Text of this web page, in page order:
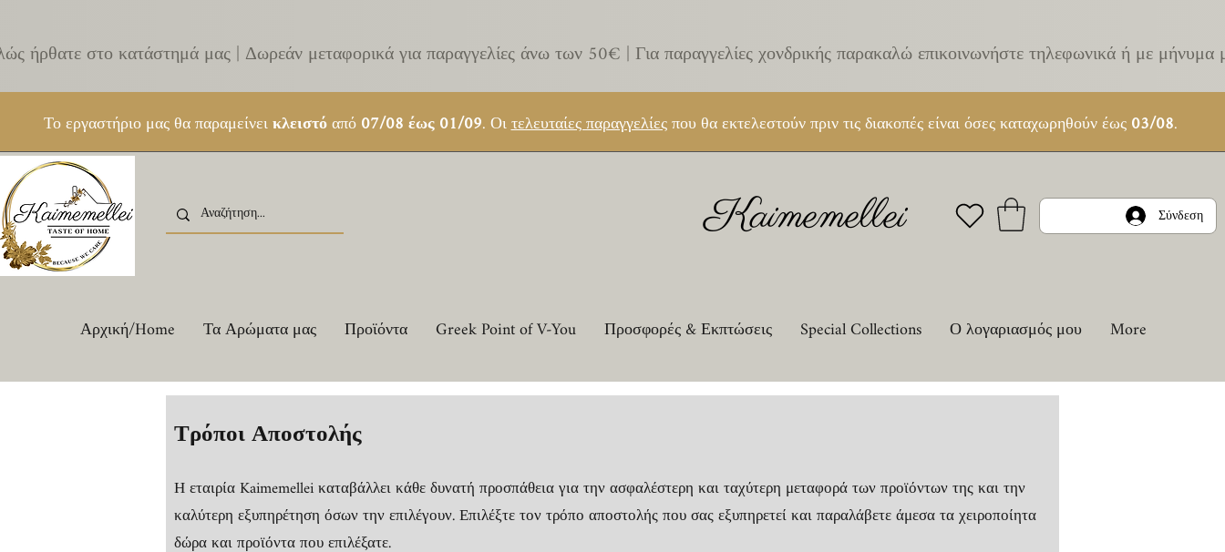
ήρθατε στο κατάστημά μας | Δωρεάν μεταφορικά για παραγγελίες άνω των 50€ |Για παραγγελίες χονδρικής παρακαλώ επικοινωνήστε τηλεφωνικά ή με
Το εργαστήριο μας θα παραμείνεικλειστόαπό07/08 έως 01/09. Οιτελευταίες παραγγελίεςπου θα εκτελεστούν πριν τις διακοπές είναι όσες καταχωρηθούν έως03/08.
Kaimemellei Σύνδεση
Αρχική/Home Τα Αρώματα μας Προϊόντα Greek Point of V-You Προσφορές & Εκπτώσεις Special Collections Ο λογαριασμός μου More
Τρόποι Αποστολής
Η εταιρία Kaimemellei καταβάλλει κάθε δυνατή προσπάθεια για την ασφαλέστερη και ταχύτερη μεταφορά των προϊόντων της και την
καλύτερη εξυπηρέτηση όσων την επιλέγουν. Επιλέξτε τον τρόπο αποστολής που σας εξυπηρετεί και παραλάβετε άμεσα τα χειροποίητα
δώρα και προϊόντα που επιλέξατε.